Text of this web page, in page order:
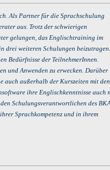
Als Partner für die Sprachschulung
aus. Trotz der schwierigen
gelungen, das Englischtraining im
drei weiteren Schulungen
Bedürfnisse der TeilnehmerInnen.
und Anwenden zu erwecken. Darüber
auch außerhalb der Kurszeiten mit den
ihre Englischkenntnisse auch
Schulungsverantwortlichen des BKA
Sprachkompetenz und in ihrem